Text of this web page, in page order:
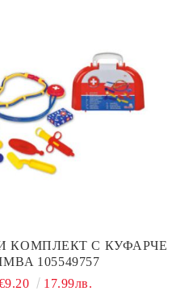
КОМПЛЕКТ С КУФАРЧЕ
105549757
17.99лв.